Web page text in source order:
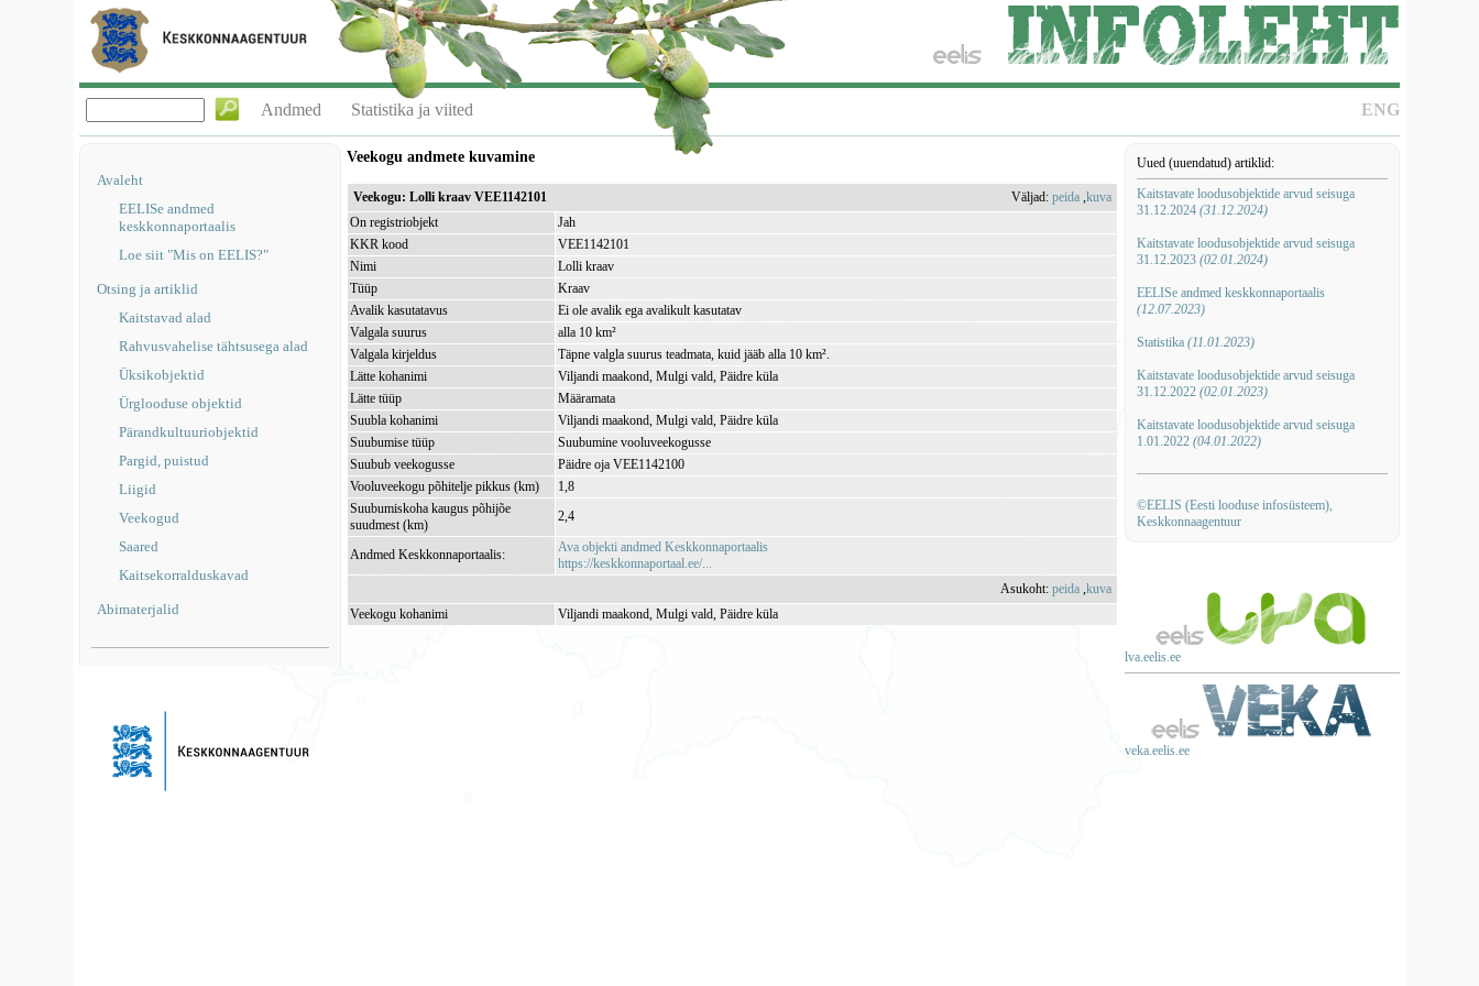
ENG
Andmed Statistika ja viited
Avaleht
EELISe andmed
keskkonnaportaalis
Loe siit "Mis on EELIS?"
Otsing ja artiklid
Kaitstavad alad
Rahvusvahelise tähtsusega alad
Üksikobjektid
Ürglooduse objektid
Pärandkultuuriobjektid
Pargid, puistud
Liigid
Veekogud
Saared
Kaitsekorralduskavad
Abimaterjalid
Uued (uuendatud) artiklid:
Kaitstavate loodusobjektide arvud seisuga
31.12.2024 (31.12.2024)
Kaitstavate loodusobjektide arvud seisuga
31.12.2023 (02.01.2024)
EELISe andmed keskkonnaportaalis
(12.07.2023)
Statistika (11.01.2023)
Kaitstavate loodusobjektide arvud seisuga
31.12.2022 (02.01.2023)
Kaitstavate loodusobjektide arvud seisuga
1.01.2022 (04.01.2022)
©EELIS (Eesti looduse infosüsteem),
Keskkonnaagentuur
lva.eelis.ee
veka.eelis.ee
Veekogu andmete kuvamine
Veekogu: Lolli kraav VEE1142101 Väljad:peida ,kuva
On registriobjekt
Jah
KKR kood
VEE1142101
Nimi
Lolli kraav
Tüüp
Kraav
Avalik kasutatavus
Ei ole avalik ega avalikult kasutatav
Valgala suurus
alla 10 km²
Valgala kirjeldus
Täpne valgla suurus teadmata, kuid jääb alla 10 km².
Lätte kohanimi
Viljandi maakond, Mulgi vald, Päidre küla
Lätte tüüp
Määramata
Suubla kohanimi
Viljandi maakond, Mulgi vald, Päidre küla
Suubumise tüüp
Suubumine vooluveekogusse
Suubub veekogusse
Päidre oja VEE1142100
Vooluveekogu põhitelje pikkus (km)
1,8
Suubumiskoha kaugus põhijõe
suudmest (km)
2,4
Andmed Keskkonnaportaalis:
Ava objekti andmed Keskkonnaportaalis
https://keskkonnaportaal.ee/...
Asukoht:peida ,kuva
Veekogu kohanimi
Viljandi maakond, Mulgi vald, Päidre küla